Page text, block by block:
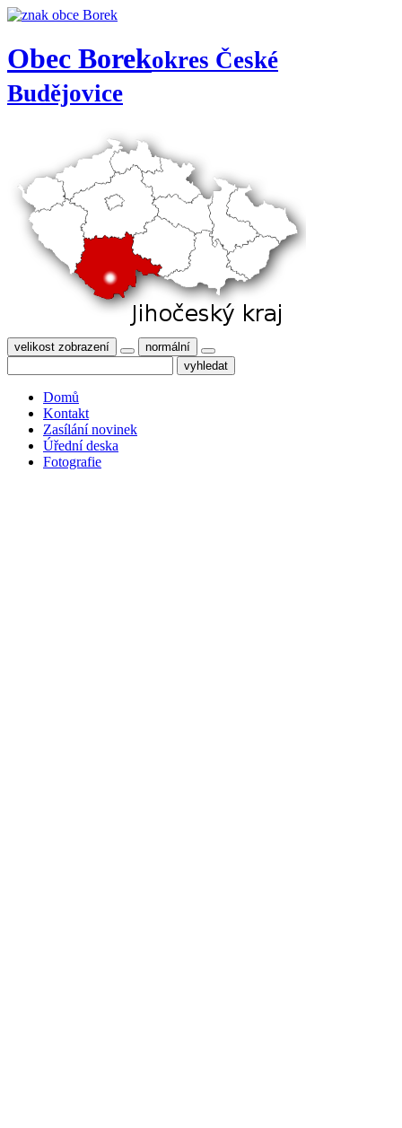
Obec Borekokres České
Budějovice
velikost zobrazení normální
Domů
Kontakt
Zasílání novinek
Úřední deska
Fotografie